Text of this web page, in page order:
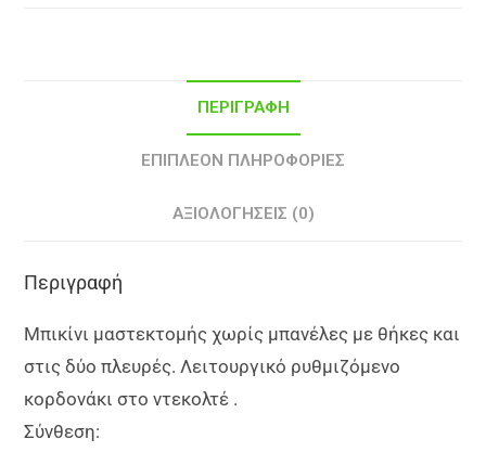
ΠΕΡΙΓΡΑΦΉ
ΕΠΙΠΛΈΟΝ ΠΛΗΡΟΦΟΡΊΕΣ
ΑΞΙΟΛΟΓΉΣΕΙΣ (0)
Περιγραφή
Μπικίνι μαστεκτομής χωρίς μπανέλες με θήκες και
στις δύο πλευρές. Λειτουργικό ρυθμιζόμενο
κορδονάκι στο ντεκολτέ .
Σύνθεση: